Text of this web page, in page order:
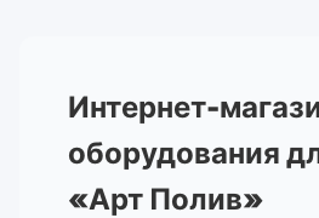
Интернет-
оборудования
«Арт Полив»